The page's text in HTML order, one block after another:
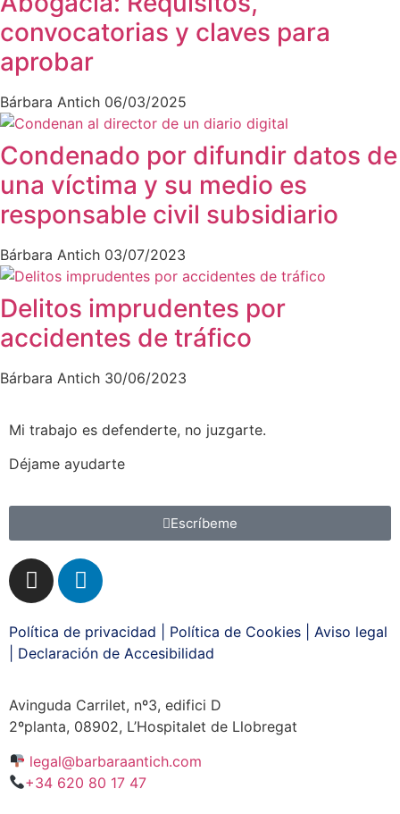
convocatorias y claves para
aprobar
Bárbara Antich 06/03/2025
Condenado por difundir datos de
una víctima y su medio es
responsable civil subsidiario
Bárbara Antich 03/07/2023
Delitos imprudentes por
accidentes de tráfico
Bárbara Antich 30/06/2023
Mi trabajo es defenderte, no juzgarte.
Déjame ayudarte
Escríbeme
Política de privacidad Política de Cookies
Aviso legal
Declaración de Accesibilidad
Avinguda Carrilet, nº3, edifici D
2ºplanta, 08902, L’Hospitalet de Llobregat
legal@barbaraantich.com
+34 620 80 17 47